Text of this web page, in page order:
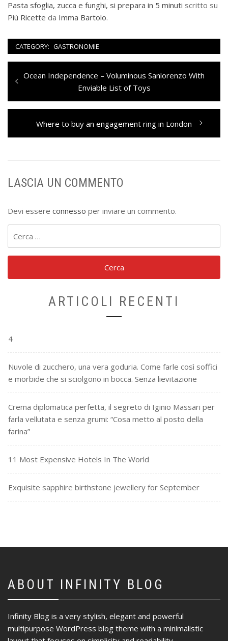
Pasta sfoglia, zucca e funghi, si prepara in 5 minuti scritto su
Più Ricette da Imma Bartolo.
CATEGORY: GASTRONOMIE
Navigazione
articoli
Previous
Ocean Independence – Voluminous Sanlorenzo With
Enviable List of Toys
Next
post:
Where to buy an engagement ring in London
LASCIA UN COMMENTO
Devi essere connesso per inviare un commento.
per:
ARTICOLI RECENTI
4
Nuvole di zucchero, una vera goduria. Come farle così soffici
e morbide che si sciolgono in bocca. Senza lievitazione
Crema diplomatica perfetta, il segreto di Iginio Massari per
farla vellutata e senza grumi: “Cosa metto al posto della
farina”
11 Most Expensive Hotels In The World
Exquisite sapphire birthstone jewellery for September
ABOUT INFINITY BLOG
Infinity Blog is a very stylish, elegant and powerful
multipurpose WordPress blog theme with a minimalistic